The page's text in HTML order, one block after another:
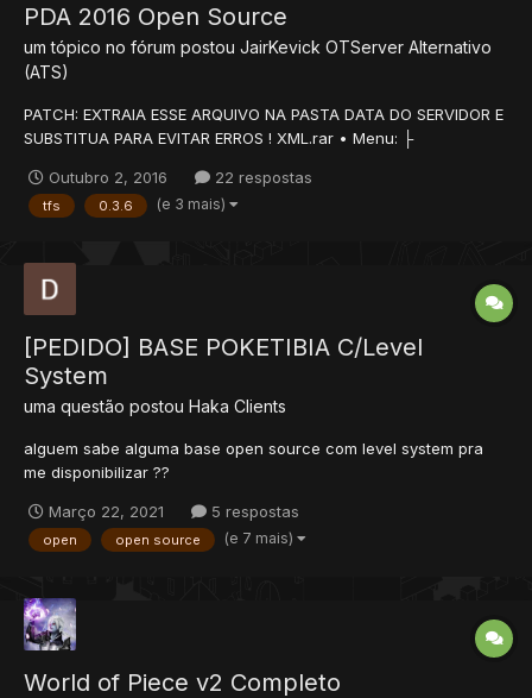
PDA 2016 Open Source
um tópico no fórum postou JairKevick OTServer Alternativo
(ATS)
PATCH: EXTRAIA ESSE ARQUIVO NA PASTA DATA DO SERVIDOR E
SUBSTITUA PARA EVITAR ERROS ! XML.rar • Menu: ├
Atualização; ├ Utilitários; └ Créditos....
Outubro 2, 2016 22 respostas
tfs 0.3.6 (e 3 mais)
[PEDIDO] BASE POKETIBIA C/Level
System
uma questão postou Haka Clients
alguem sabe alguma base open source com level system pra
me disponibilizar ??
Março 22, 2021 5 respostas
open open source (e 7 mais)
World of Piece v2 Completo